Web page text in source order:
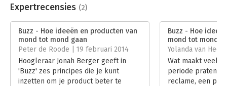
bepaalde sites of filmpjes online 'viral gaan'.
Aantal pagina's:
256
Druk:
Verschijningsdatum:
13-6-2013
Hoofdrubriek:
Expertrecensies (2)
Buzz - Hoe ideeën en producten van
mond tot mond gaan
Peter de Roode | 19 februari 2014
Hoogleraar Jonah Berger geeft in
'Buzz' zes principes die je kunt
inzetten om je product beter te
Buzz - Hoe
mond tot mond
Yolanda van
Wat maakt veel
periode praten
reclame, een